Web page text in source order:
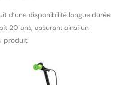
également un
développement sain de
l'enfant, grâce auquel
une posture naturelle
d’une disponibilité longue durée
20 ans, assurant ainsi un
produit.